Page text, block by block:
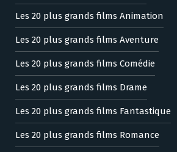
Les 20 plus grands films Animation
Les 20 plus grands films Aventure
Les 20 plus grands films Comédie
Les 20 plus grands films Drame
Les 20 plus grands films Fantastique
Les 20 plus grands films Romance